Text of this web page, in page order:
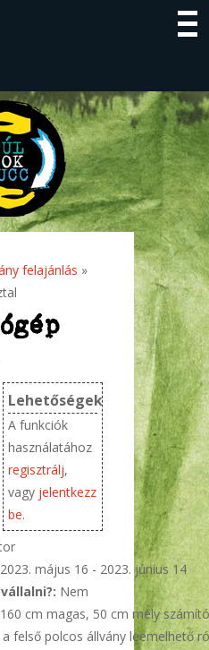
hely
felajánlás »
Lehetőségek
A funkciók
használatához
regisztrálj,
vagy jelentkezz
be.
2023. május 16 - 2023. június 14
Nem
cm magas, 50 cm mély
felső polcos állvány leemelhető